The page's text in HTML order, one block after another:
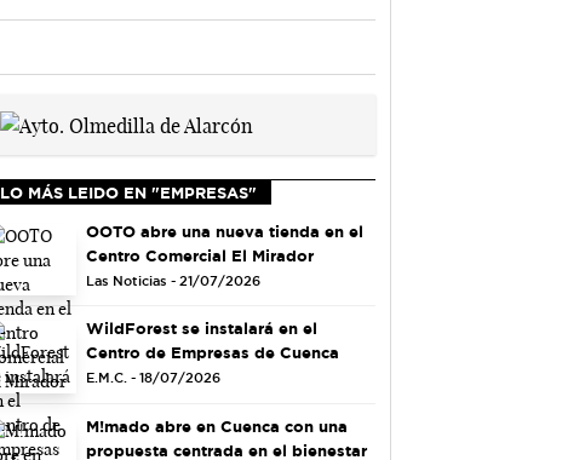
LO MÁS LEIDO EN "EMPRESAS"
OOTO abre una nueva tienda en el
Centro Comercial El Mirador
Las Noticias - 21/07/2026
WildForest se instalará en el
Centro de Empresas de Cuenca
E.M.C. - 18/07/2026
M!mado abre en Cuenca con una
propuesta centrada en el bienestar